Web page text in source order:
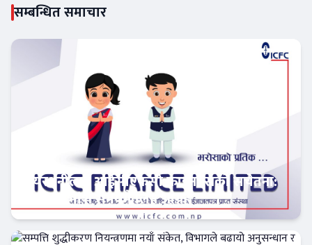
सम्बन्धित समाचार
फिन–टेक
सेयरधनीलाई आईसीएफसी फाइनान्सको सचेतना:
बाँकी लाभांश समयमै लिन आग्रह